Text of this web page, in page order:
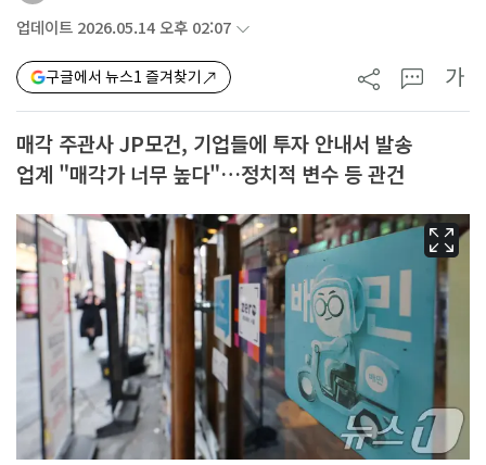
업데이트 2026.05.14 오후 02:07
구글에서 뉴스1 즐겨찾기 가
매각 주관사 JP모건, 기업들에 투자 안내서 발송
업계 "매각가 너무 높다"…정치적 변수 등 관건